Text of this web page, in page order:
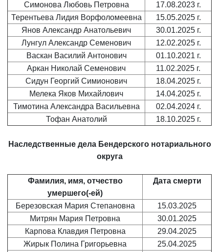
Симонова Любовь Петровна
17.08.2023 г.
Терентьева Лидия Ворфоломеевна
15.05.2025 г.
Янов Александр Анатольевич
30.01.2025 г.
Лунгул Александр Семенович
12.02.2025 г.
Васкан Василий Антонович
01.10.2021 г.
Аркан Николай Семенович
11.02.2025 г.
Сидун Георгий Симионович
18.04.2025 г.
Мелека Яков Михайлович
14.04.2025 г.
Тимотина Александра Васильевна
02.04.2024 г.
Тофан Анатолий
18.10.2025 г.
Наследственные дела Бендерского нотариального
округа
Фамилия, имя, отчество
умершего(-ей)
Дата смерти
Березовская Мария Степановна
15.03.2025
Митрян Мария Петровна
30.01.2025
Карпова Клавдия Петровна
29.04.2025
Жирык Полина Григорьевна
25.04.2025